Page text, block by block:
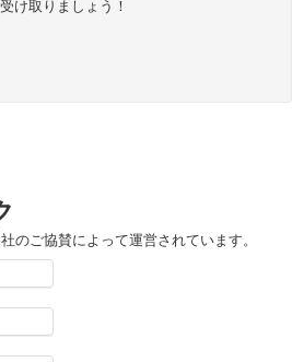
け取りましょう！
のご協賛によって運営されています。